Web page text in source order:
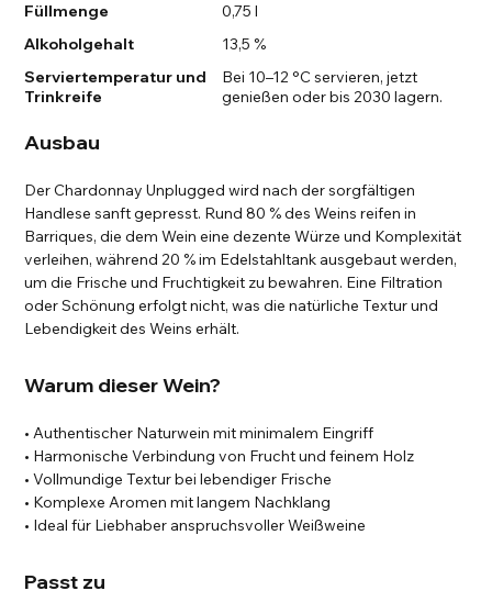
Füllmenge
0,75 l
Alkoholgehalt
13,5 %
Serviertemperatur und
Trinkreife
Bei 10–12 °C servieren, jetzt
genießen oder bis 2030 lagern.
Ausbau
Der Chardonnay Unplugged wird nach der sorgfältigen
Handlese sanft gepresst. Rund 80 % des Weins reifen in
Barriques, die dem Wein eine dezente Würze und Komplexität
verleihen, während 20 % im Edelstahltank ausgebaut werden,
um die Frische und Fruchtigkeit zu bewahren. Eine Filtration
oder Schönung erfolgt nicht, was die natürliche Textur und
Lebendigkeit des Weins erhält.
Warum dieser Wein?
• Authentischer Naturwein mit minimalem Eingriff
• Harmonische Verbindung von Frucht und feinem Holz
• Vollmundige Textur bei lebendiger Frische
• Komplexe Aromen mit langem Nachklang
• Ideal für Liebhaber anspruchsvoller Weißweine
Passt zu